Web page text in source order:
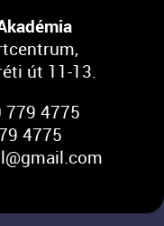
út 11-13.
779 4775
4775